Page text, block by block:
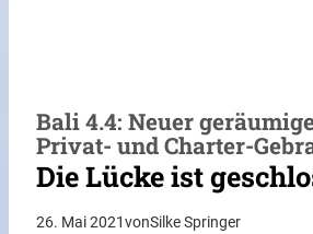
Bali 4.4: Neuer
Privat- und Charter-
Die Lücke ist
26. Mai 2021vonSilke Springer